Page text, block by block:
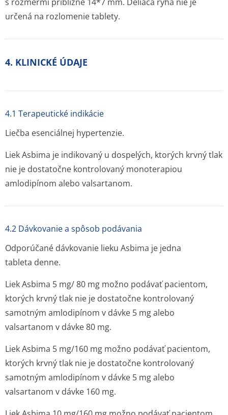
určená na rozlomenie tablety.
4. KLINICKÉ ÚDAJE
4.1 Terapeutické indikácie
Liečba esenciálnej hypertenzie.
Liek Asbima je indikovaný u dospelých, ktorých krvný tlak
nie je dostatočne kontrolovaný monoterapiou
amlodipínom alebo valsartanom.
4.2 Dávkovanie a spôsob podávania
Odporúčané dávkovanie lieku Asbima je jedna
tableta denne.
Liek Asbima 5 mg/ 80 mg možno podávať pacientom,
ktorých krvný tlak nie je dostatočne kontrolovaný
samotným amlodipínom v dávke 5 mg alebo
valsartanom v dávke 80 mg.
Liek Asbima 5 mg/160 mg možno podávať pacientom,
ktorých krvný tlak nie je dostatočne kontrolovaný
samotným amlodipínom v dávke 5 mg alebo
valsartanom v dávke 160 mg.